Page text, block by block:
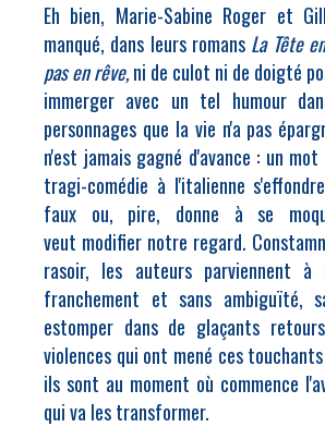
Eh bien, Marie-Sabine Roger et
manqué, dans leurs romans La Tête
pas en rêve,ni de culot ni de doigté
immerger avec un tel humour
personnages que la vie n'a pas
n'est jamais gagné d'avance : un
tragi-comédie à l'italienne
faux ou, pire, donne à se
veut modifier notre regard.
rasoir, les auteurs parviennent
franchement et sans ambiguïté,
estomper dans de glaçants
violences qui ont mené ces
ils sont au moment où commence
qui va les transformer.